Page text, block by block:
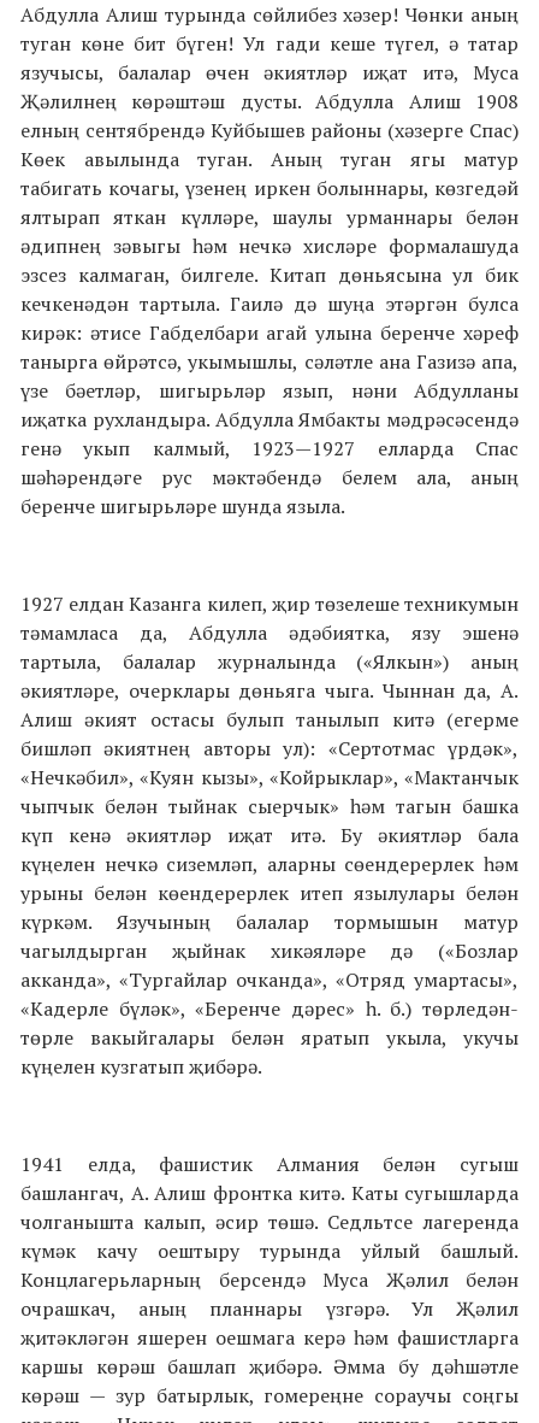
Абдулла Алиш турында сөйлибез хәзер! Чөнки аның
туган көне бит бүген! Ул гади кеше түгел, ә татар
язучысы, балалар өчен әкиятләр иҗат итә, Муса
Җәлилнең көрәштәш дусты. Абдулла Алиш 1908
елның сентябрендә Куйбышев рай­оны (хәзерге Спас)
Көек авылында туган. Аның туган ягы матур
табигать кочагы, үзенең иркен болыннары, көзгедәй
ялтырап яткан күлләре, шаулы урманнары белән
әдипнең зәвыгы һәм нечкә хисләре формалашуда
эзсез калмаган, бил­геле. Китап дөньясына ул бик
кечкенәдән тартыла. Гаилә дә шуңа этәргән булса
кирәк: әтисе Габделбари агай улына бе­ренче хәреф
танырга өйрәтсә, укымышлы, сәләтле ана Газизә апа,
үзе бәетләр, шигырьләр язып, нәни Абдулланы
иҗатка рухландыра. Абдулла Ямбакты мәдрәсәсендә
генә укып кал­мый, 1923—1927 елларда Спас
шәһәрендәге рус мәктәбендә белем ала, аның
беренче шигырьләре шунда языла.
1927 елдан Казанга килеп, җир төзелеше техникумын
тәмамласа да, Абдулла әдәбиятка, язу эшенә
тартыла, бала­лар журналында («Ялкын») аның
әкиятләре, очерклары дөнья­га чыга. Чыннан да, А.
Алиш әкият остасы булып танылып китә (егерме
бишләп әкиятнең авторы ул): «Сертотмас үрдәк»,
«Нечкәбил», «Куян кызы», «Койрыклар», «Мактанчык
чып­чык белән тыйнак сыерчык» һәм тагын башка
күп кенә әкият­ләр иҗат итә. Бу әкиятләр бала
күңелен нечкә сиземләп, аларны сөендерерлек һәм
урыны белән көендерерлек итеп язылу­лары белән
күркәм. Язучының балалар тормышын матур
чагылдырган җыйнак хикәяләре дә («Бозлар
акканда», «Тур­гайлар очканда», «Отряд умартасы»,
«Кадерле бүләк», «Бе­ренче дәрес» һ. б.) төрледән-
төрле вакыйгалары белән яратып укыла, укучы
күңелен кузгатып җибәрә.
1941 елда, фашистик Алмания белән сугыш
башлангач, А. Алиш фронтка китә. Каты сугышларда
чолганышта ка­лып, әсир төшә. Седльтсе лагеренда
күмәк качу оештыру ту­рында уйлый башлый.
Концлагерьларның берсендә Муса Җәлил белән
очрашкач, аның планнары үзгәрә. Ул Җәлил
җитәкләгән яшерен оешмага керә һәм фашистларга
каршы көрәш башлап җибәрә. Әмма бу дәһшәтле
көрәш — зур ба­тырлык, гомереңне сораучы соңгы